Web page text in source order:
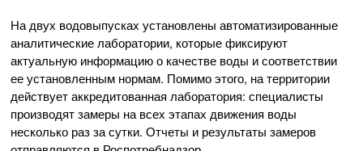
На двух водовыпусках установлены автоматизированные
аналитические лаборатории, которые фиксируют
актуальную информацию о качестве воды и соответствии
ее установленным нормам. Помимо этого, на территории
действует аккредитованная лаборатория: специалисты
производят замеры на всех этапах движения воды
несколько раз за сутки. Отчеты и результаты замеров